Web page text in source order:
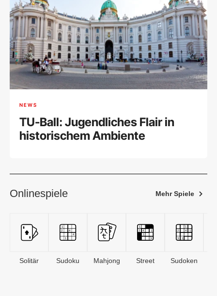
NEWS
TU-Ball: Jugendliches Flair in
historischem Ambiente
Onlinespiele Mehr Spiele
Solitär Sudoku Mahjong Street Sudoken